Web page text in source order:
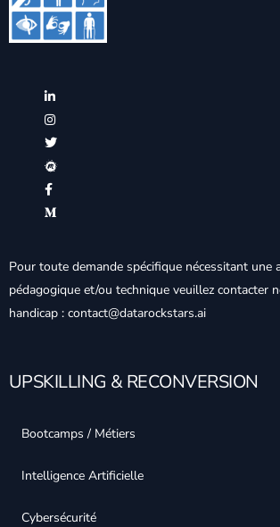
Pour toute demande spécifique nécessitant une
pédagogique et/ou technique veuillez contacter
handicap : contact@datarockstars.ai
UPSKILLING & RECONVERSION
Bootcamps / Métiers
Intelligence Artificielle
Cybersécurité